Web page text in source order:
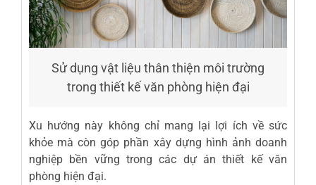
Sử dụng vật liệu thân thiện môi trường
trong thiết kế văn phòng hiện đại
Xu hướng này không chỉ mang lại lợi ích về sức
khỏe mà còn góp phần xây dựng hình ảnh doanh
nghiệp bền vững trong các dự án thiết kế văn
phòng hiện đại.